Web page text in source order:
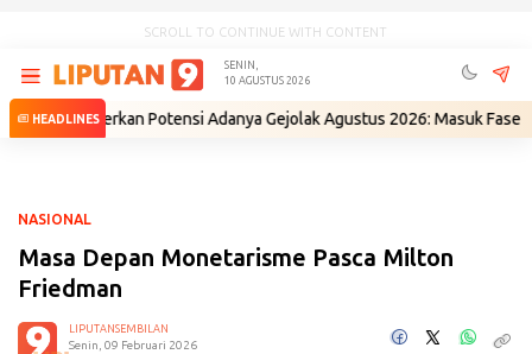
SCROLL TO CONTINUE WITH CONTENT
SENIN,
10 AGUSTUS 2026
HEADLINES
Potensi Adanya Gejolak Agustus 2026: Masuk Fase Krisis,
NASIONAL
Masa Depan Monetarisme Pasca Milton
Friedman
LIPUTANSEMBILAN
Senin, 09 Februari 2026